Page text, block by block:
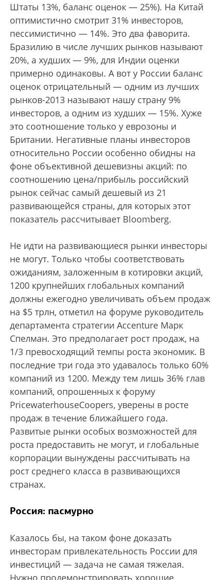
Штаты 13%, баланс оценок — 25%). На Китай
оптимистично смотрит 31% инвесторов,
пессимистично — 14%. Это два фаворита.
Бразилию в числе лучших рынков называют
20%, а худших — 9%, для Индии оценки
примерно одинаковы. А вот у России баланс
оценок отрицательный — одним из лучших
рынков-2013 называют нашу страну 9%
инвесторов, а одним из худших — 15%. Хуже
это соотношение только у еврозоны и
Британии. Негативные планы инвесторов
относительно России особенно обидны на
фоне объективной дешевизны акций: по
соотношению цена/прибыль российский
рынок сейчас самый дешевый из 21
развивающейся страны, для которых этот
показатель рассчитывает Bloomberg.
Не идти на развивающиеся рынки инвесторы
не могут. Только чтобы соответствовать
ожиданиям, заложенным в котировки акций,
1200 крупнейших глобальных компаний
должны ежегодно увеличивать объем продаж
на $5 трлн, отметил на форуме руководитель
департамента стратегии Accenture Марк
Спелман. Это предполагает рост продаж, на
1/3 превосходящий темпы роста экономик. В
последние три года это удавалось только 60%
компаний из 1200. Между тем лишь 36% глав
компаний, опрошенных к форуму
PricewaterhouseCoopers, уверены в росте
продаж в течение ближайшего года.
Развитые рынки особых возможностей для
роста предоставить не могут, и глобальные
корпорации вынуждены рассчитывать на
рост среднего класса в развивающихся
странах.
Россия: пасмурно
Казалось бы, на таком фоне доказать
инвесторам привлекательность России для
инвестиций — задача не самая тяжелая.
Нужно продемонстрировать хорошие